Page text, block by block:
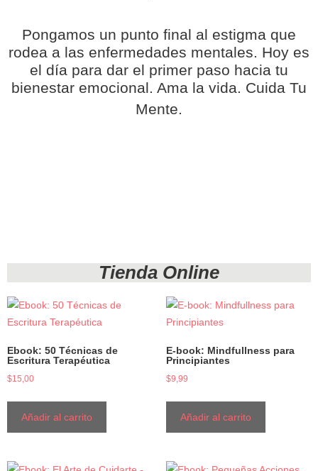
Pongamos un punto final al estigma que
rodea a las enfermedades mentales. Hoy es
el día para dar el primer paso hacia tu
bienestar emocional. Ama la vida. Cuida Tu
Mente.
Tienda Online
Ebook: 50 Técnicas de
Escritura Terapéutica
$15,00
Añadir al carrito
E-book: Mindfullness para
Principiantes
$9,99
Añadir al carrito